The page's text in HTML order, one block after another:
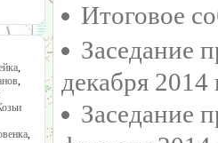
,
,
,
Итоговое
Заседание
декабря 2014
Заседание